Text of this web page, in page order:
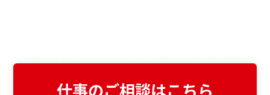
仕事のご相談はこちら